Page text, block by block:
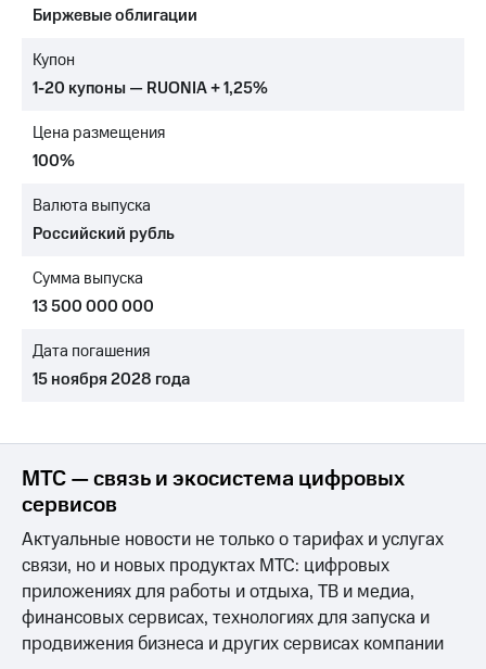
Достижения
Интервью
отчетность
Контакты
Новости
в
и акционерам
Корпоративное
Корпоративный
секретарь
Раскрытие
информации
Информация
акционерам
Документы
ПАО
"МТС"
Собрания
акционеров
Биржевые облигации
Купон
1-20 купоны — RUONIA + 1,25%
Цена размещения
100%
Валюта выпуска
Российский рубль
Сумма выпуска
13 500 000 000
Дата погашения
15 ноября 2028 года
МТС — связь и экосистема цифровых
сервисов
Актуальные новости не только о тарифах и услугах
связи, но и новых продуктах МТС: цифровых
приложениях для работы и отдыха, ТВ и медиа,
финансовых сервисах, технологиях для запуска и
продвижения бизнеса и других сервисах компании